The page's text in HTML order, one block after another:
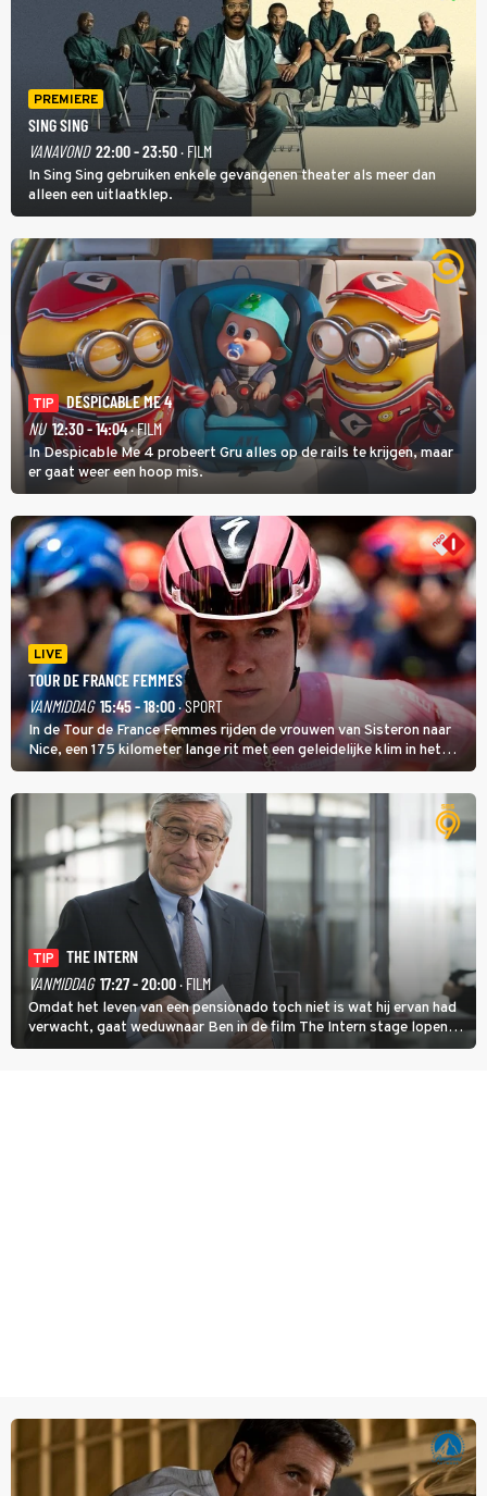
PREMIERE
SING SING
VANAVOND 22:00 - 23:50· FILM
In Sing Sing gebruiken enkele gevangenen theater als meer dan
alleen een uitlaatklep.
TIP
DESPICABLE ME 4
NU 12:30 - 14:04· FILM
In Despicable Me 4 probeert Gru alles op de rails te krijgen, maar
er gaat weer een hoop mis.
LIVE
TOUR DE FRANCE FEMMES
VANMIDDAG 15:45 - 18:00· SPORT
In de Tour de France Femmes rijden de vrouwen van Sisteron naar
Nice, een 175 kilometer lange rit met een geleidelijke klim in het
midden. Dat is mogelijk niet de zwaarste hindernis, dat is de
temperatuur. Het kan in Nice namelijk bloedheet worden.
TIP
THE INTERN
VANMIDDAG 17:27 - 20:00· FILM
Omdat het leven van een pensionado toch niet is wat hij ervan had
verwacht, gaat weduwnaar Ben in de film The Intern stage lopen
bij de hippe webwinkel van Jules, wat een gouden zet blijkt te zijn.